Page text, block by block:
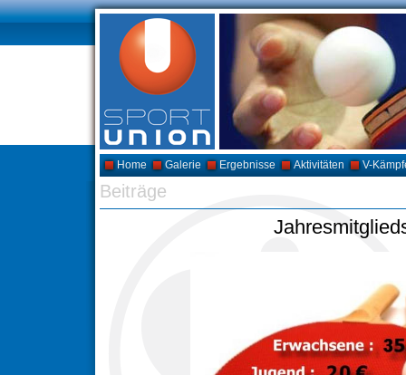
Home Galerie Ergebnisse Aktivitäten V-
Beiträge